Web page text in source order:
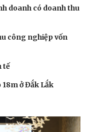
doanh có doanh thu
công nghiệp vốn
tế
ở Đắk Lắk